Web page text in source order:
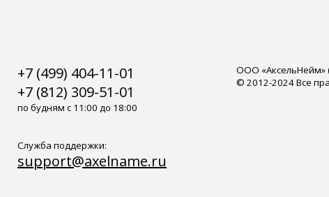
+7 (499) 404-11-01
+7 (812) 309-51-01
по будням с 11:00 до 18:00
Служба поддержки:
support@axelname.ru
ООО «АксельНейм»
© 2012-2024 Все